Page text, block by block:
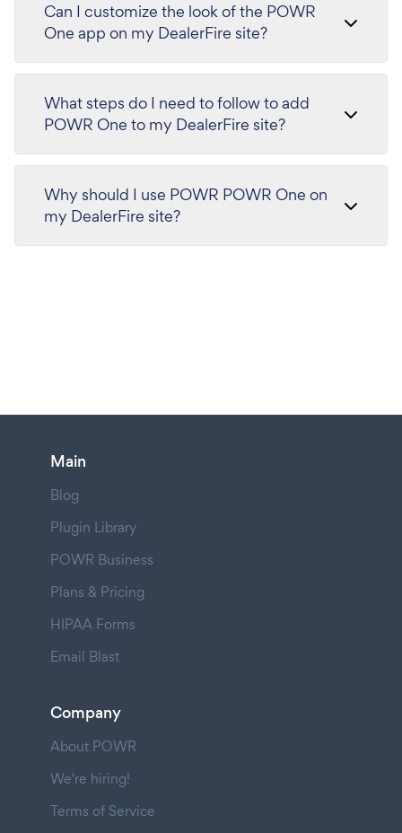
Can I customize the look of the POWR
One app on my DealerFire site?
What steps do I need to follow to add
POWR One to my DealerFire site?
Why should I use POWR POWR One on
my DealerFire site?
Main
Blog
Plugin Library
POWR Business
Plans & Pricing
HIPAA Forms
Email Blast
Company
About POWR
We're hiring!
Terms of Service